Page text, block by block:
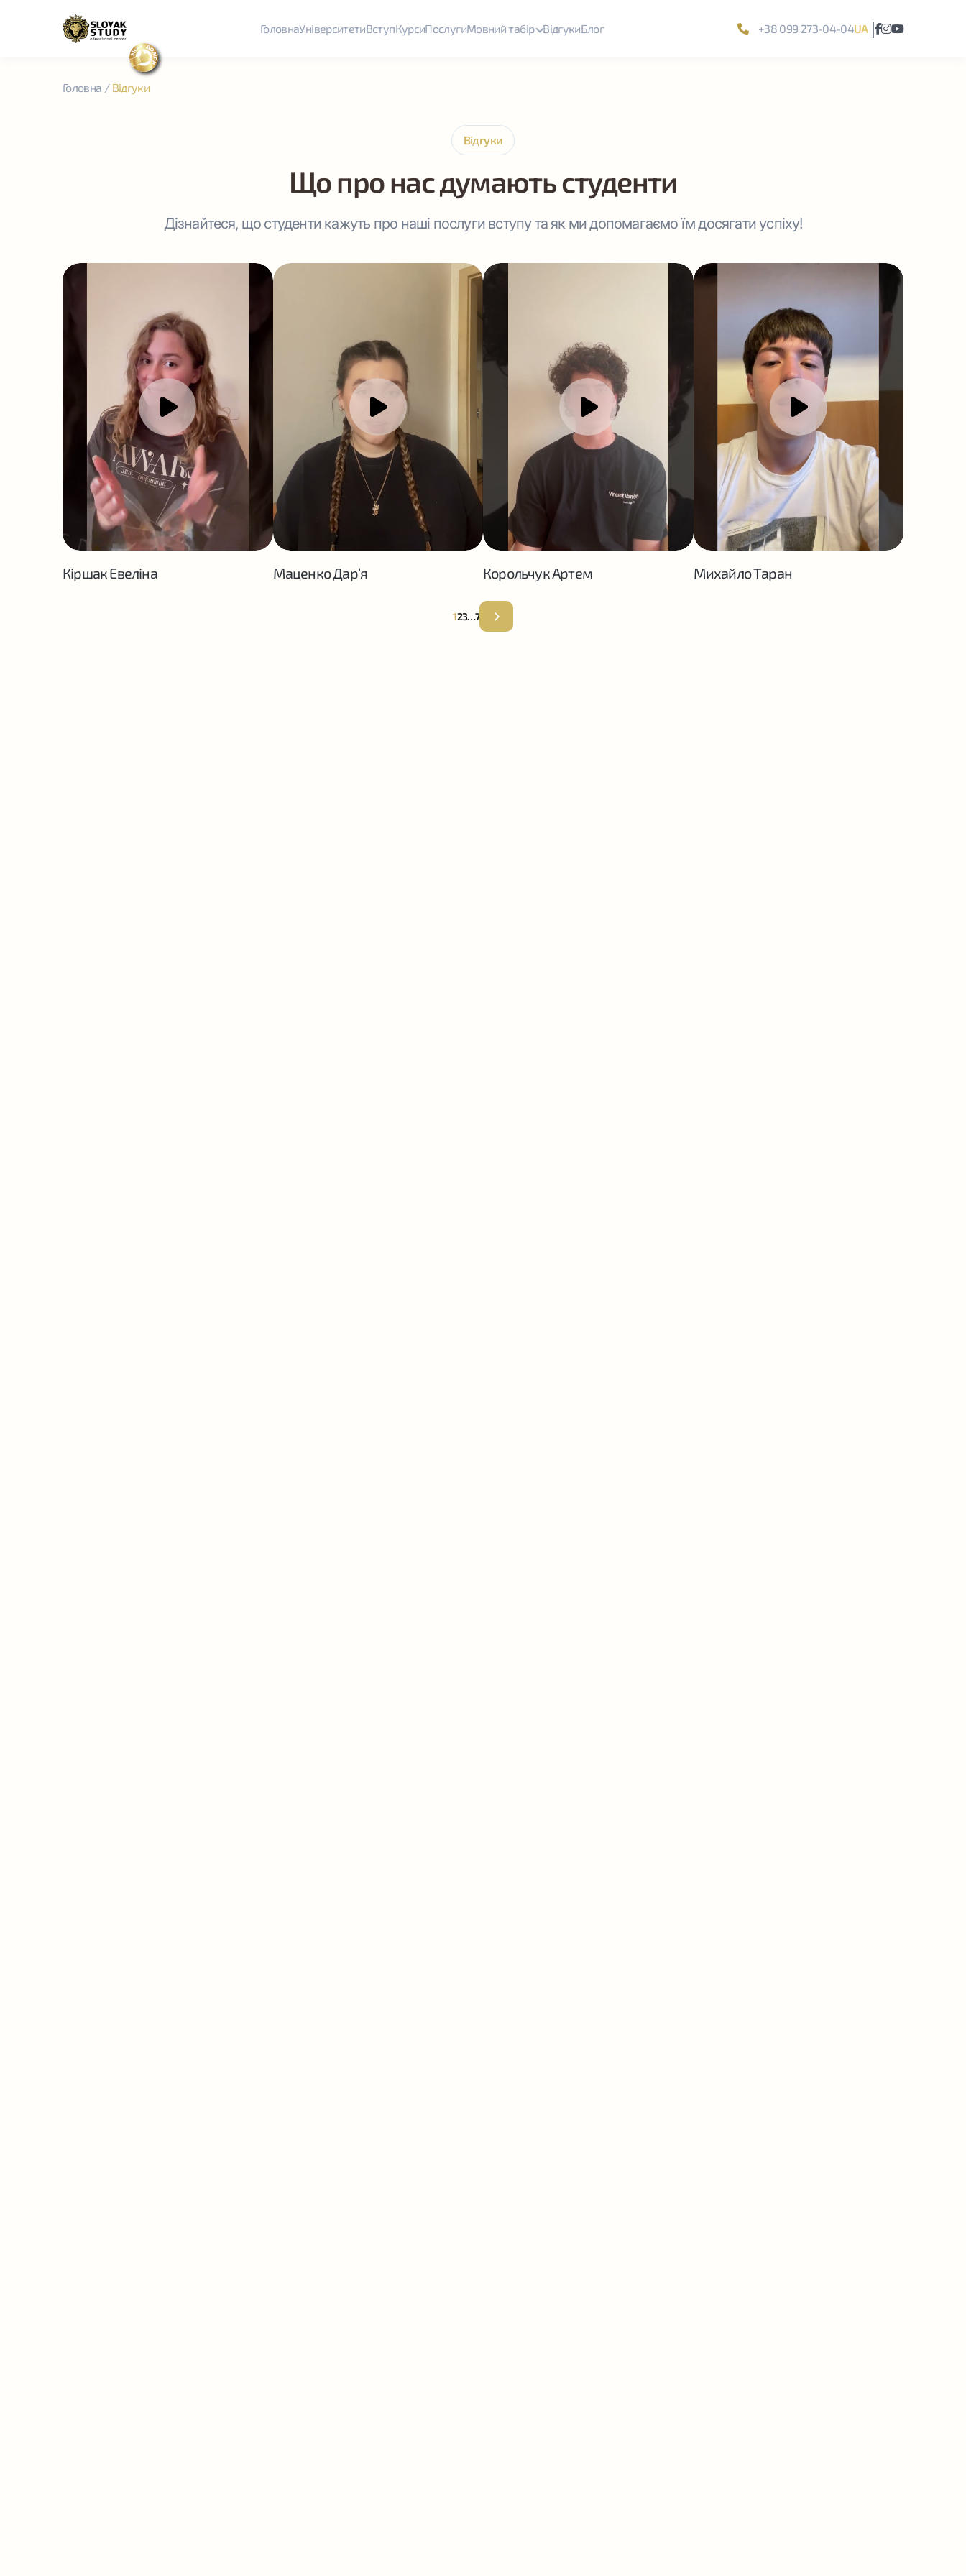
ГоловнаУніверситетиВступКурсиПослугиМовний табір ВідгукиБлог +38 099 273-04-04UA |
Головна / Відгуки
Відгуки
Що про нас думають студенти
Дізнайтеся, що студенти кажуть про наші послуги вступу та як ми допомагаємо їм досягати успіху!
Кіршак Евеліна Маценко Дар’я Корольчук Артем Михайло Таран
123…7